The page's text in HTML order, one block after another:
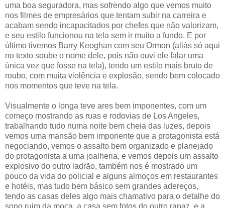
uma boa seguradora, mas sofrendo algo que vemos muito
nos filmes de empresários que tentam subir na carreira e
acabam sendo incapacitados por chefes que não valorizam,
e seu estilo funcionou na tela sem ir muito a fundo. E por
último tivemos Barry Keoghan com seu Ormon (aliás só aqui
no texto soube o nome dele, pois não ouvi ele falar uma
única vez que fosse na tela), tendo um estilo mais bruto de
roubo, com muita violência e explosão, sendo bem colocado
nos momentos que teve na tela.
Visualmente o longa teve ares bem imponentes, com um
começo mostrando as ruas e rodovias de Los Angeles,
trabalhando tudo numa noite bem cheia das luzes, depois
vemos uma mansão bem imponente que a protagonista está
negociando, vemos o assalto bem organizado e planejado
do protagonista a uma joalheria, e vemos depois um assalto
explosivo do outro ladrão, também nos é mostrado um
pouco da vida do policial e alguns almoços em restaurantes
e hotéis, mas tudo bem básico sem grandes adereços,
tendo as casas deles algo mais chamativo para o detalhe do
sono ruim da moça, a casa sem fotos do outro rapaz, e a